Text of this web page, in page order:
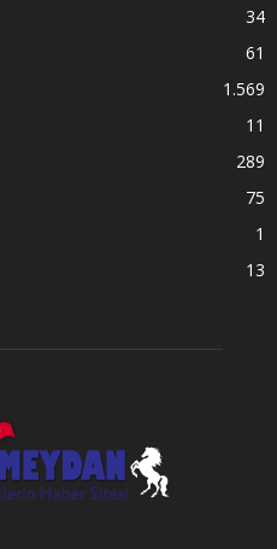
34
61
1.569
11
289
75
1
13